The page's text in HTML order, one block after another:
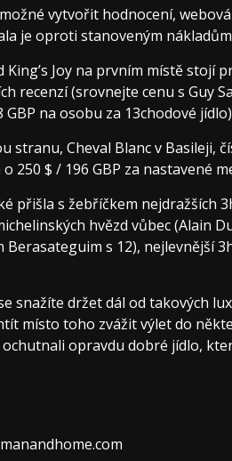
vytvořit hodnocení,
je oproti stanoveným
King’s Joy na prvním místě stojí
recenzí (srovnejte cenu s Guy
GBP na osobu za 13chodové
stranu, Cheval Blanc v Basileji,
250 $ / 196 GBP za nastavené
přišla s žebříčkem nejdražších
hvězd vůbec (Alain
Berasateguim s 12), nejlevnější
snažíte držet dál od takových
místo toho zvážit výlet do
opravdu dobré jídlo,